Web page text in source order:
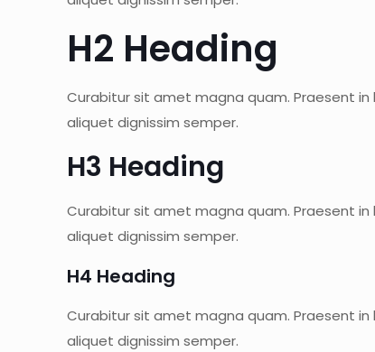
H2 Heading
Curabitur sit amet magna quam. Praesent
aliquet dignissim semper.
H3 Heading
Curabitur sit amet magna quam. Praesent
aliquet dignissim semper.
H4 Heading
Curabitur sit amet magna quam. Praesent
aliquet dignissim semper.